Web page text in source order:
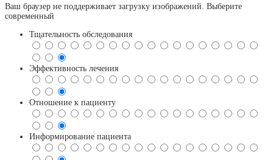
Ваш браузер не поддерживает загрузку изображений. Выберите
современный
Тщательность обследования
Эффективность лечения
Отношение к пациенту
Информирование пациента